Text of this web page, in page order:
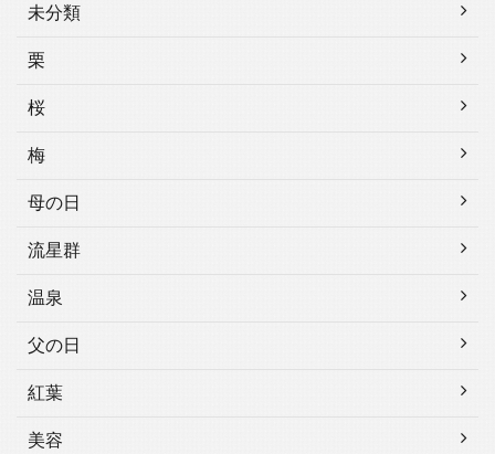
未分類
栗
桜
梅
母の日
流星群
温泉
父の日
紅葉
美容